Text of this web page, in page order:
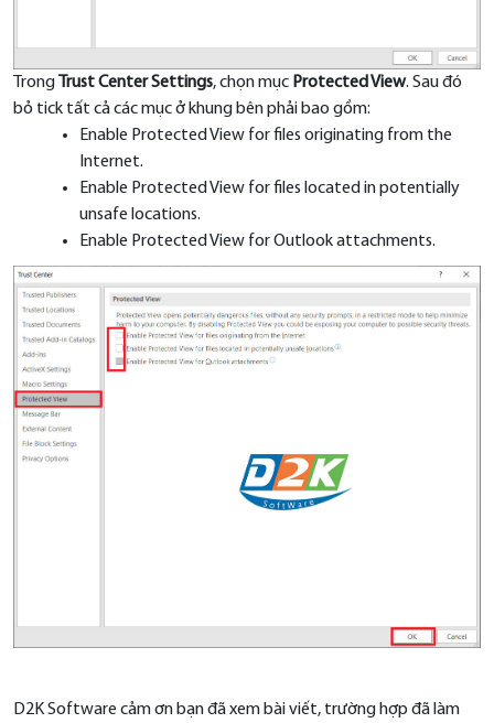
Trong Trust Center Settings, chọn mục Protected View. Sau đó
bỏ tick tất cả các mục ở khung bên phải bao gồm:
Enable Protected View for files originating from the
Internet.
Enable Protected View for files located in potentially
unsafe locations.
Enable Protected View for Outlook attachments.
D2K Software cảm ơn bạn đã xem bài viết, trường hợp đã làm